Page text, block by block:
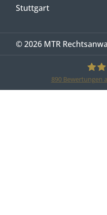
Stuttgart
© 2026 MTR
890Bewertungen